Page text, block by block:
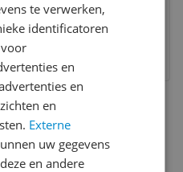
wil je graag je mening
te verwerken,
identificatoren
en
en
en
Externe
uw gegevens
en andere